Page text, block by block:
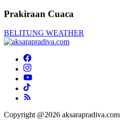
Prakiraan Cuaca
BELITUNG WEATHER
Copyright @2026 aksarapradiva.com